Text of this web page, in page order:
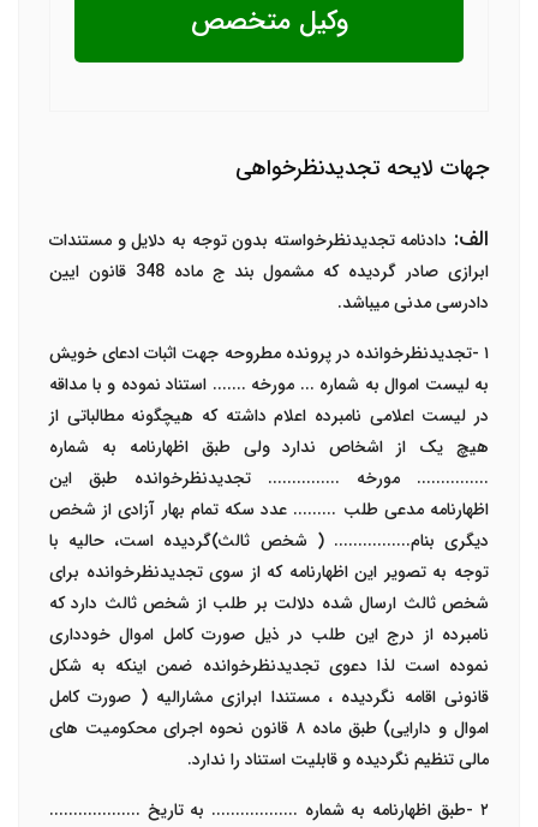
وکیل متخصص
جهات لایحه تجدیدنظرخواهی
الف: دادنامه تجدیدنظرخواسته بدون توجه به دلایل و مستندات
ابرازی صادر گردیده که مشمول بند ج ماده 348 قانون ایین
دادرسی مدنی میباشد.
١ -تجدیدنظرخوانده در پرونده مطروحه جهت اثبات ادعای خویش
به لیست اموال به شماره ... مورخه ....... استناد نموده و با مداقه
در لیست اعلامی نامبرده اعلام داشته که هیچگونه مطالباتی از
هیچ یک از اشخاص ندارد ولی طبق اظهارنامه به شماره
............... مورخه ............... تجدیدنظرخوانده طبق این
اظهارنامه مدعی طلب ......... عدد سکه تمام بهار آزادی از شخص
دیگری بنام................ ( شخص ثالث)گردیده است، حالیه با
توجه به تصویر این اظهارنامه که از سوی تجدیدنظرخوانده برای
شخص ثالث ارسال شده دلالت بر طلب از شخص ثالث دارد که
نامبرده از درج این طلب در ذیل صورت کامل اموال خودداری
نموده است لذا دعوی تجدیدنظرخوانده ضمن اینکه به شکل
قانونی اقامه نگردیده ، مستندا ابرازی مشارالیه ( صورت کامل
اموال و دارایی) طبق ماده ٨ قانون نحوه اجرای محکومیت های
مالی تنظیم نگردیده و قابلیت استناد را ندارد.
٢ -طبق اظهارنامه به شماره .................. به تاریخ ...................